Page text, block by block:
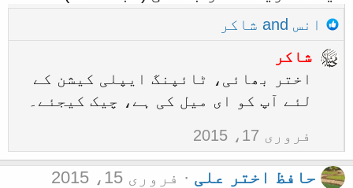
R
a
o
n
انس
شاکر
شاکر
اختر بھائی، ٹائپنگ ایپلی کیشن کے
لئے آپ کو ای میل کی ہے، چیک کیجئے۔
فروری 17، 2015
حافظ اختر علی
فروری 15، 2015